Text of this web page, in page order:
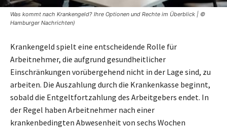
Was kommt nach Krankengeld? Ihre Optionen und Rechte im Überblick | ©
Hamburger Nachrichten)
Krankengeld spielt eine entscheidende Rolle für
Arbeitnehmer, die aufgrund gesundheitlicher
Einschränkungen vorübergehend nicht in der Lage sind, zu
arbeiten. Die Auszahlung durch die Krankenkasse beginnt,
sobald die Entgeltfortzahlung des Arbeitgebers endet. In
der Regel haben Arbeitnehmer nach einer
krankenbedingten Abwesenheit von sechs Wochen